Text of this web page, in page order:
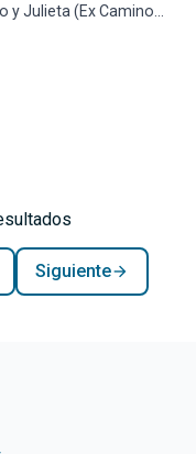
y Julieta (Ex Camino
y Antonio Lussich.
Siguiente